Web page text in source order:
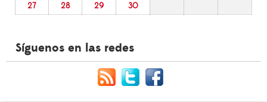
27
28 29 30
Síguenos en las redes